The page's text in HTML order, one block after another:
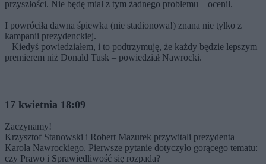
przyszłości. Nie będę miał z tym żadnego problemu – ocenił.
I powróciła dawna śpiewka (nie stadionowa!) znana nie tylko z
kampanii prezydenckiej.
– Kiedyś powiedziałem, i to podtrzymuję, że każdy będzie lepszym
premierem niż Donald Tusk – powiedział Nawrocki.
17 kwietnia 18:09
Zaczynamy!
Krzysztof Stanowski i Robert Mazurek przywitali prezydenta
Karola Nawrockiego. Pierwsze pytanie dotyczyło gorącego tematu:
czy Prawo i Sprawiedliwość się rozpada?